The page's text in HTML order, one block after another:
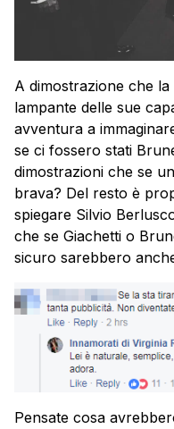
A dimostrazione che
lampante delle sue
avventura a
se ci fossero stati
dimostrazioni che se
brava? Del resto è
spiegare Silvio
che se Giachetti o
sicuro sarebbero
Pensate cosa